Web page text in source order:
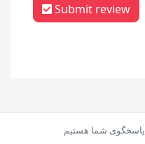
Submit review
پاسخگوی شما هستیم